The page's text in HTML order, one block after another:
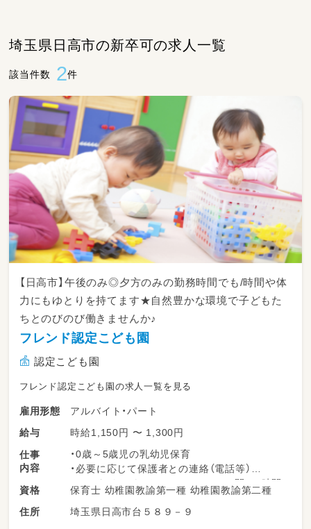
埼玉県日高市の新卒可の求人一覧
該当件数 2件
【日高市】午後のみ◎夕方のみの勤務時間でも/時間や体
力にもゆとりを持てます★自然豊かな環境で子どもた
ちとのびのび働きませんか♪
フレンド認定こども園
認定こども園
フレンド認定こども園の求人一覧を見る
雇用形態
アルバイト・パート
給与
時給1,150円 〜 1,300円
仕事
内容
・0歳～5歳児の乳幼児保育
・必要に応じて保護者との連絡（電話等）
・フルタイムパート(7：30～18：30の間で8時間
勤務1時間休憩 週5回)
・午前の時間帯（8：00～13：00）
資格
保育士 幼稚園教諭第一種 幼稚園教諭第二種
住所
埼玉県日高市台５８９－９